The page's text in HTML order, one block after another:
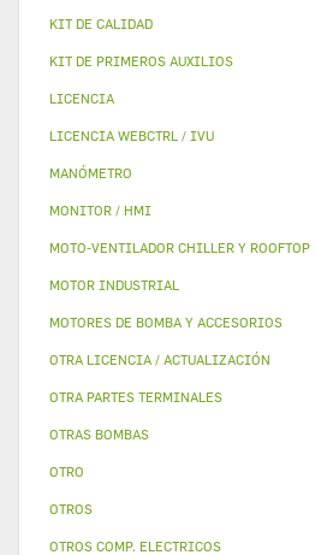
KIT DE CALIDAD
KIT DE PRIMEROS AUXILIOS
LICENCIA
LICENCIA WEBCTRL / IVU
MANÓMETRO
MONITOR / HMI
MOTO-VENTILADOR CHILLER Y ROOFTOP
MOTOR INDUSTRIAL
MOTORES DE BOMBA Y ACCESORIOS
OTRA LICENCIA / ACTUALIZACIÓN
OTRA PARTES TERMINALES
OTRAS BOMBAS
OTRO
OTROS
OTROS COMP. ELECTRICOS